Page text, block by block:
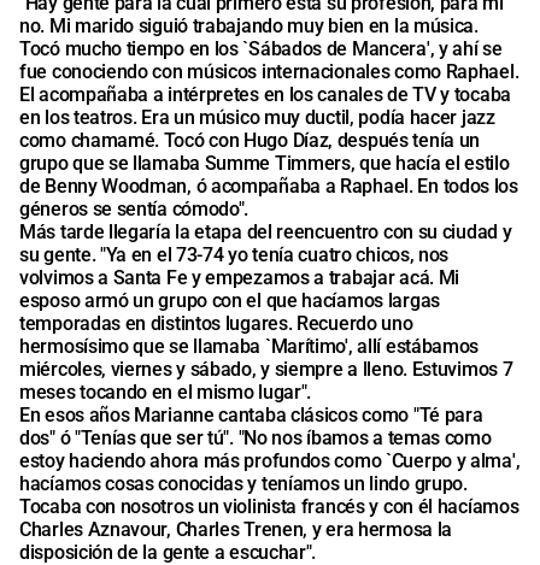
no. Mi marido siguió trabajando muy bien en la música.
Tocó mucho tiempo en los `Sábados de Mancera', y ahí se
fue conociendo con músicos internacionales como Raphael.
El acompañaba a intérpretes en los canales de TV y tocaba
en los teatros. Era un músico muy ductil, podía hacer jazz
como chamamé. Tocó con Hugo Díaz, después tenía un
grupo que se llamaba Summe Timmers, que hacía el estilo
de Benny Woodman, ó acompañaba a Raphael. En todos los
géneros se sentía cómodo".
Más tarde llegaría la etapa del reencuentro con su ciudad y
su gente. "Ya en el 73-74 yo tenía cuatro chicos, nos
volvimos a Santa Fe y empezamos a trabajar acá. Mi
esposo armó un grupo con el que hacíamos largas
temporadas en distintos lugares. Recuerdo uno
hermosísimo que se llamaba `Marítimo', allí estábamos
miércoles, viernes y sábado, y siempre a lleno. Estuvimos 7
meses tocando en el mismo lugar".
En esos años Marianne cantaba clásicos como "Té para
dos" ó "Tenías que ser tú". "No nos íbamos a temas como
estoy haciendo ahora más profundos como `Cuerpo y alma',
hacíamos cosas conocidas y teníamos un lindo grupo.
Tocaba con nosotros un violinista francés y con él hacíamos
Charles Aznavour, Charles Trenen, y era hermosa la
disposición de la gente a escuchar".